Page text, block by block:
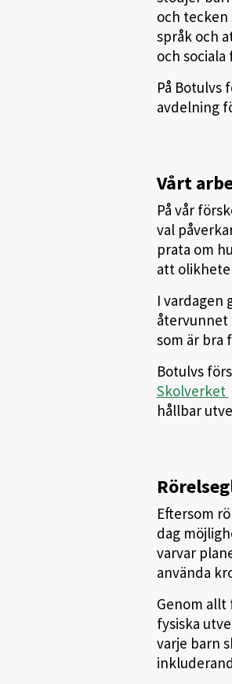
och
språk och
och sociala
På Botulvs
avdelning
Vårt
På vår
val
prata om
att
I vardagen
återvunnet
som är bra
Botulvs
Skolverket
hållbar
Eftersom
dag
varvar
använda
Genom
fysiska
varje barn